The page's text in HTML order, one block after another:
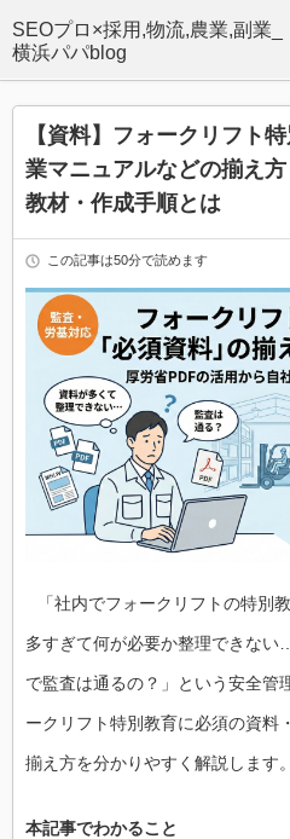
SEOプロ×採用,物流,農業,副業_
横浜パパblog
【資料】フォークリフト
業マニュアルなどの揃え
教材・作成手順とは
この記事は50分で読めます
「社内でフォークリフトの特別
多すぎて何が必要か整理できな
で監査は通るの？」という安全管
ークリフト特別教育に必須の資料
揃え方を分かりやすく解説します。
本記事でわかること